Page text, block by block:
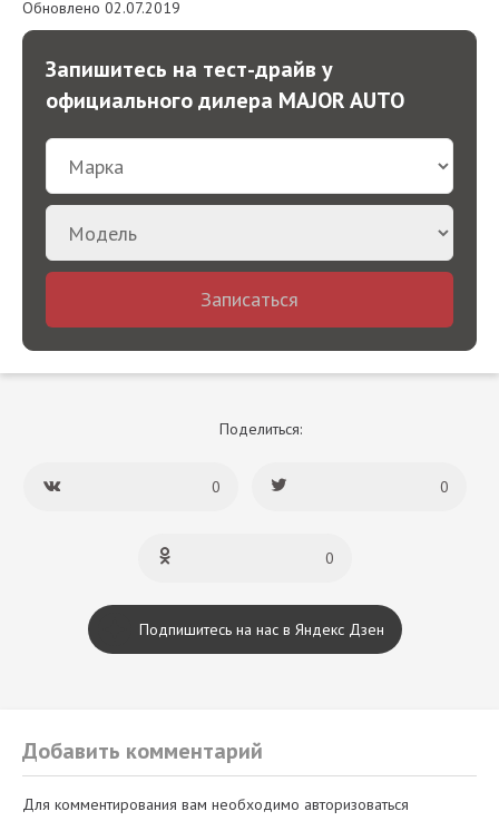
Обновлено 02.07.2019
Запишитесь на тест-драйв у
официального дилера MAJOR AUTO
Записаться
Поделиться:
0 0
0
Подпишитесь на нас в Яндекс Дзен
Добавить комментарий
Для комментирования вам необходимо авторизоваться